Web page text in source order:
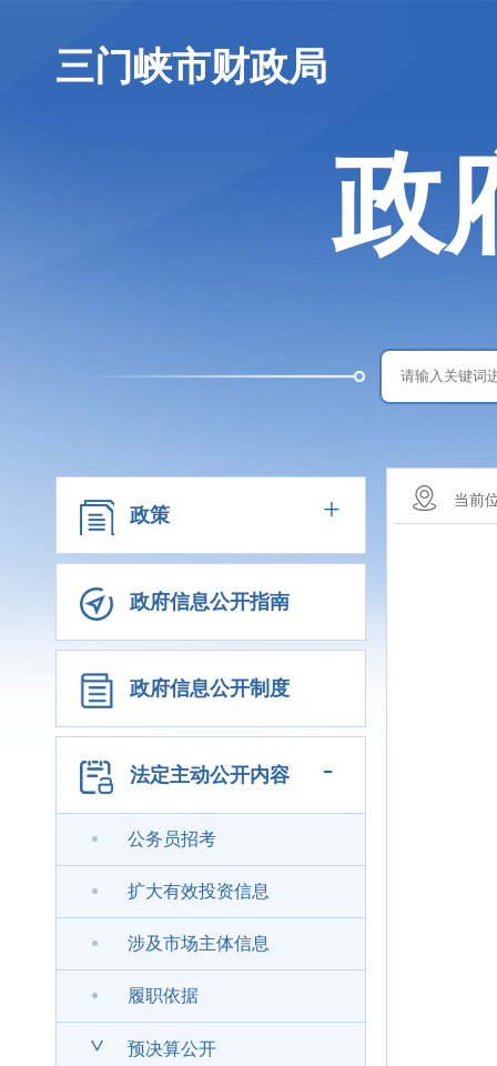
三门峡市财政局
政
政策 +
政府信息公开指南
政府信息公开制度
法定主动公开内容 -
公务员招考
扩大有效投资信息
涉及市场主体信息
履职依据
> 预决算公开
当前